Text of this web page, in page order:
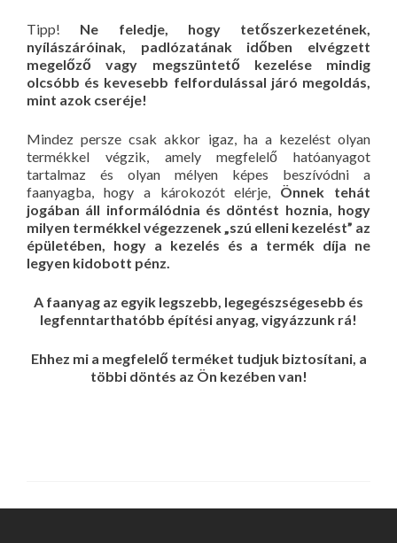
Tipp! Ne feledje, hogy tetőszerkezetének,
nyílászáróinak, padlózatának időben elvégzett
megelőző vagy megszüntető kezelése mindig
olcsóbb és kevesebb felfordulással járó megoldás,
mint azok cseréje!
Mindez persze csak akkor igaz, ha a kezelést olyan
termékkel végzik, amely megfelelő hatóanyagot
tartalmaz és olyan mélyen képes beszívódni a
faanyagba, hogy a károkozót elérje, Önnek tehát
jogában áll informálódnia és döntést hoznia, hogy
milyen termékkel végezzenek „szú elleni kezelést” az
épületében, hogy a kezelés és a termék díja ne
legyen kidobott pénz.
A faanyag az egyik legszebb, legegészségesebb és
legfenntarthatóbb építési anyag, vigyázzunk rá!
Ehhez mi a megfelelő terméket tudjuk biztosítani, a
többi döntés az Ön kezében van!